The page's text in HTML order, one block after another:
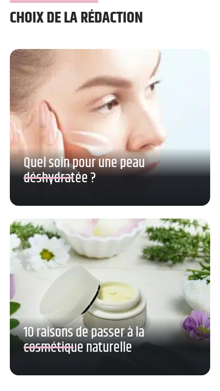
CHOIX DE LA RÉDACTION
Quel soin pour une peau
déshydratée ?
10 raisons de passer à la
cosmétique naturelle